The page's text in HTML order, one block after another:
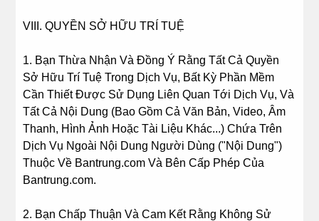
VIII. QUYỀN SỞ HỮU TRÍ TUỆ
1. Bạn Thừa Nhận Và Đồng Ý Rằng Tất Cả Quyền
Sở Hữu Trí Tuệ Trong Dịch Vụ, Bất Kỳ Phần Mềm
Cần Thiết Được Sử Dụng Liên Quan Tới Dịch Vụ, Và
Tất Cả Nội Dung (Bao Gồm Cả Văn Bản, Video, Âm
Thanh, Hình Ảnh Hoặc Tài Liệu Khác...) Chứa Trên
Dịch Vụ Ngoài Nội Dung Người Dùng ("Nội Dung")
Thuộc Về Bantrung.com Và Bên Cấp Phép Của
Bantrung.com.
2. Bạn Chấp Thuận Và Cam Kết Rằng Không Sử